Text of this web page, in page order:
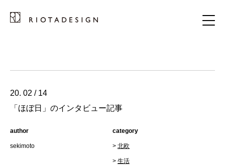
20. 02 / 14
「ほぼ日」のインタビュー記事
author
sekimoto
category
> 北欧
> 生活